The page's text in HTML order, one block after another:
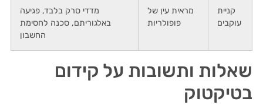
קניית
עוקבים
מראית עין של
פופולריות
מדדי סרק בלבד, פגיעה
באלגוריתם, סכנה לחסימת
החשבון
שאלות ותשובות על קידום
בטיקטוק